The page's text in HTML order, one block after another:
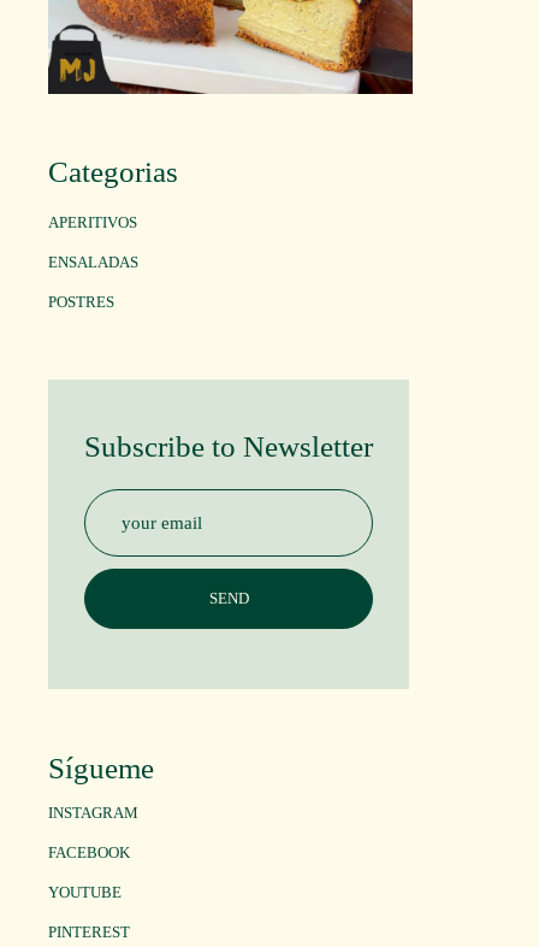
Categorias
APERITIVOS
ENSALADAS
POSTRES
Subscribe to Newsletter
Sígueme
INSTAGRAM
FACEBOOK
YOUTUBE
PINTEREST